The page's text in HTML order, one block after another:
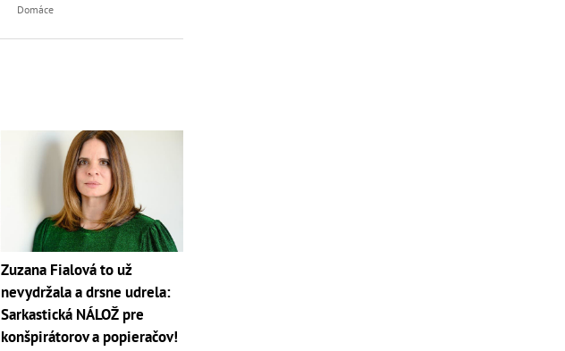
Domáce
Zuzana Fialová to už
nevydržala a drsne udrela:
Sarkastická NÁLOŽ pre
konšpirátorov a popieračov!